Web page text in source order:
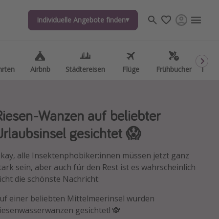
Individuelle Angebote finden
Airbnb Städtereisen Flüge Frühbucher
Individuelle Angebote finden
Airbnb Städtereisen Flüge Frühbucher
Wanzen auf beliebter
gesichtet 😱
alle Insektenphobiker:innen müssen jetzt ganz
sein, aber auch für den Rest ist es wahrscheinlich
die schönste Nachricht:
einer beliebten Mittelmeerinsel wurden
gesichtet! 🙈